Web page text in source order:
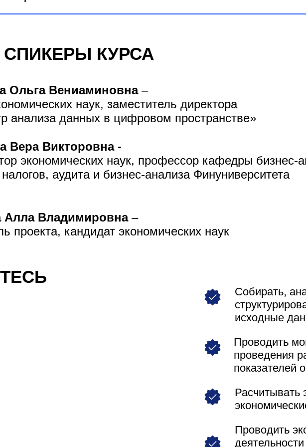
КУРСА
Ольга Вениаминовна–
наук, заместитель директора
данных в цифровом пространстве»
Вера Викторовна -
экономических наук, профессор кафедры бизнес-
аудита и бизнес-анализа Финуниверситета
Алла Владимировна–
проекта, кандидат экономических наук
Собирать,
исходные
Проводить
проведения
показателей
Расчитывать
Проводить